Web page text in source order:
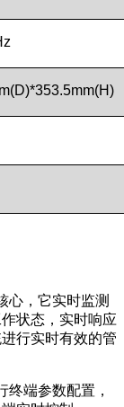
心，它实时监测
状态，实时响应
行实时有效的管
端参数配置，